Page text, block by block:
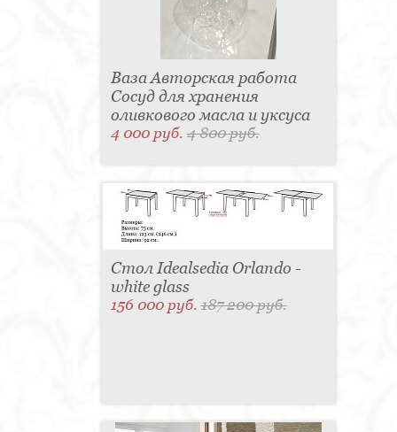
Ваза Авторская работа
Сосуд для хранения
оливкового масла и уксуса
4 000 руб.4 800 руб.
Стол Idealsedia Orlando -
white glass
156 000 руб.187 200 руб.